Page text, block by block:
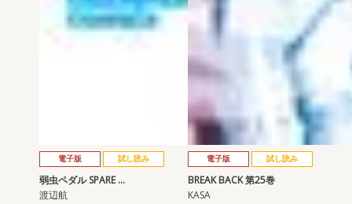
電子版 試し読み
弱虫ペダル SPARE …
渡辺航
電子版 試し読み
BREAK BACK 第25巻
KASA